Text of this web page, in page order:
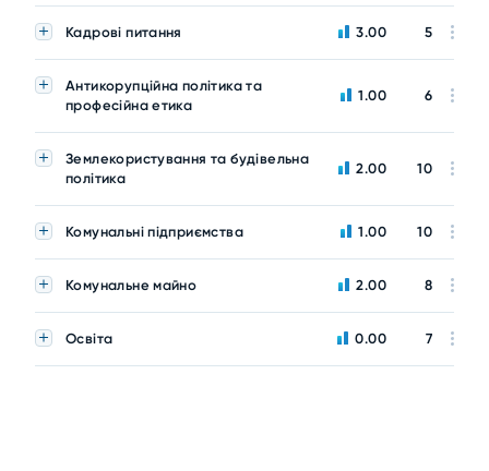
Кадрові питання 3.00 5
Антикорупційна політика та
професійна етика
1.00 6
Землекористування та будівельна
політика
2.00 10
Комунальні підприємства 1.00 10
Комунальне майно 2.00 8
Освіта 0.00 7